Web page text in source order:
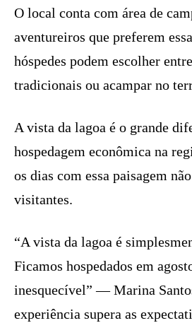
O local conta com área de
aventureiros que preferem
hóspedes podem escolher
tradicionais ou acampar no
A vista da lagoa é o grande
hospedagem econômica na
os dias com essa paisagem
visitantes.
“A vista da lagoa é
Ficamos hospedados em
inesquecível” — Marina
experiência supera as